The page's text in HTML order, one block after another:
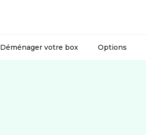
Déménager votre box Options